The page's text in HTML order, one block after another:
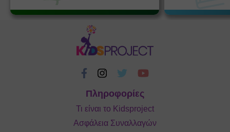
Πληροφορίες
Τι είναι το Kidsproject
Ασφάλεια Συναλλαγών